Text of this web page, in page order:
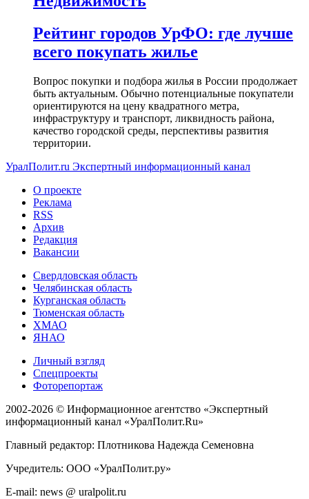
Рейтинг городов УрФО: где лучше
всего покупать жилье
Вопрос покупки и подбора жилья в России продолжает
быть актуальным. Обычно потенциальные покупатели
ориентируются на цену квадратного метра,
инфраструктуру и транспорт, ликвидность района,
качество городской среды, перспективы развития
территории.
УралПолит.ru Экспертный информационный канал
О проекте
Реклама
RSS
Архив
Редакция
Вакансии
Свердловская область
Челябинская область
Курганская область
Тюменская область
ХМАО
ЯНАО
Личный взгляд
Спецпроекты
Фоторепортаж
2002-2026 © Информационное агентство «Экспертный
информационный канал «УралПолит.Ru»
Главный редактор: Плотникова Надежда Семеновна
Учредитель: ООО «УралПолит.ру»
E-mail: news @ uralpolit.ru